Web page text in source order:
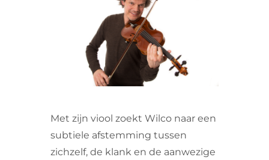
VRIJWILLIGERS & STAGIAIRES
Met zijn viool zoekt Wilco naar een
subtiele afstemming tussen
zichzelf, de klank en de aanwezige